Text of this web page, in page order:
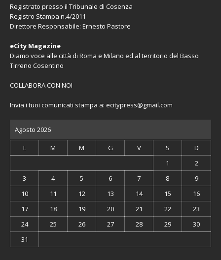
Registrato presso il Tribunale di Cosenza
Registro Stampa n.4/2011
Direttore Responsabile: Ernesto Pastore
eCity Magazine
Diamo voce alle città di Roma e Milano ed al territorio del Basso
Tirreno Cosentino
COLLABORA CON NOI
Invia i tuoi comunicati stampa a: ecitypress@gmail.com
Agosto 2026
L M M G V S
D
1
2
3
4 5 6 7 8
9
10
11 12 13 14 15
16
17
18 19 20 21 22
23
24
25 26 27 28 29
30
31